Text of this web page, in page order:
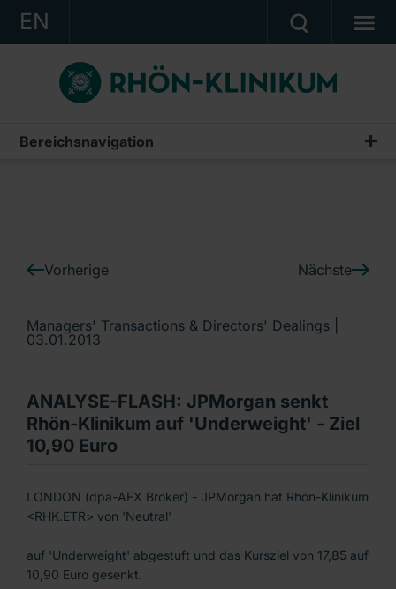
EN
KONZERN
KLINIKEN
KARRIERE
Ein Unternehmen der RHÖN-KLINIKUM AG
Bereichsnavigation
IR-News
Vorherige Nächste
Managers' Transactions & Directors' Dealings |
03.01.2013
ANALYSE-FLASH: JPMorgan senkt
Rhön-Klinikum auf 'Underweight' - Ziel
10,90 Euro
LONDON (dpa-AFX Broker) - JPMorgan hat Rhön-Klinikum
<RHK.ETR> von 'Neutral'
auf 'Underweight' abgestuft und das Kursziel von 17,85 auf
10,90 Euro gesenkt.